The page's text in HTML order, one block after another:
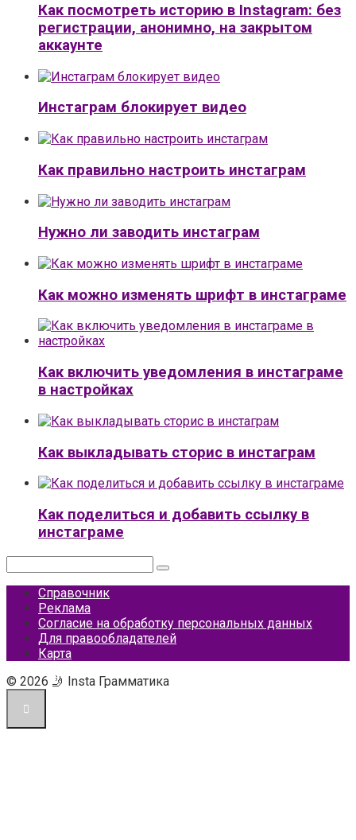
Как посмотреть историю в Instagram: без
регистрации, анонимно, на закрытом
аккаунте
Инстаграм блокирует видео
Как правильно настроить инстаграм
Нужно ли заводить инстаграм
Как можно изменять шрифт в инстаграме
Как включить уведомления в инстаграме
в настройках
Как выкладывать сторис в инстаграм
Как поделиться и добавить ссылку в
инстаграме
Справочник
Реклама
Согласие на обработку персональных данных
Для правообладателей
Карта
© 2026 🤳 Insta Грамматика